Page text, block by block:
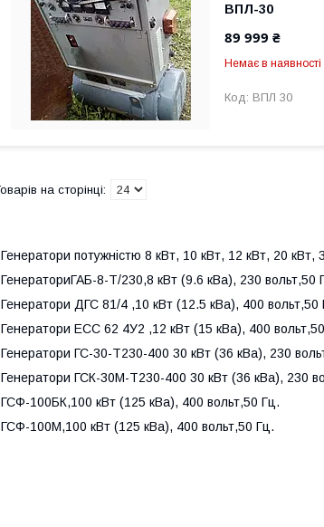
ВПЛ-30
89 999 ₴
Немає в наявності
ВПЛ 30
Генератори потужністю 8 кВт, 10 кВт, 12 кВт, 20 кВт,
ГенераториГАБ-8-Т/230,8 кВт (9.6 кВа), 230 вольт,50
Генератори ДГС 81/4 ,10 кВт (12.5 кВа), 400 вольт,50
Генератори ЕСС 62 4У2 ,12 кВт (15 кВа), 400
Генератори ГС-30-Т230-400 30 кВт (36 кВа), 230
Генератори ГСК-30М-Т230-400 30 кВт (36 кВа), 230
ГСФ-100БК,100 кВт (125 кВа), 400 вольт,50 Гц.
ГСФ-100М,100 кВт (125 кВа), 400 вольт,50 Гц.